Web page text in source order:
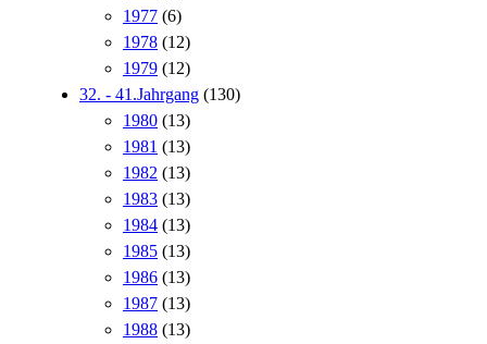
1977 (6)
1978 (12)
1979 (12)
32. - 41.Jahrgang (130)
1980 (13)
1981 (13)
1982 (13)
1983 (13)
1984 (13)
1985 (13)
1986 (13)
1987 (13)
1988 (13)